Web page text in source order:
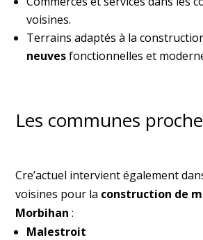
voisines.
Terrains adaptés à la
neuvesfonctionnelles et
Les communes
Cre’actuel intervient également
voisines pour la construction de
Morbihan :
Malestroit